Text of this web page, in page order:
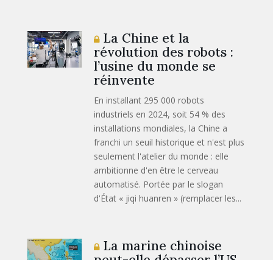
La Chine et la
révolution des robots :
l’usine du monde se
réinvente
En installant 295 000 robots
industriels en 2024, soit 54 % des
installations mondiales, la Chine a
franchi un seuil historique et n'est plus
seulement l'atelier du monde : elle
ambitionne d'en être le cerveau
automatisé. Portée par le slogan
d'État « jiqi huanren » (remplacer les...
La marine chinoise